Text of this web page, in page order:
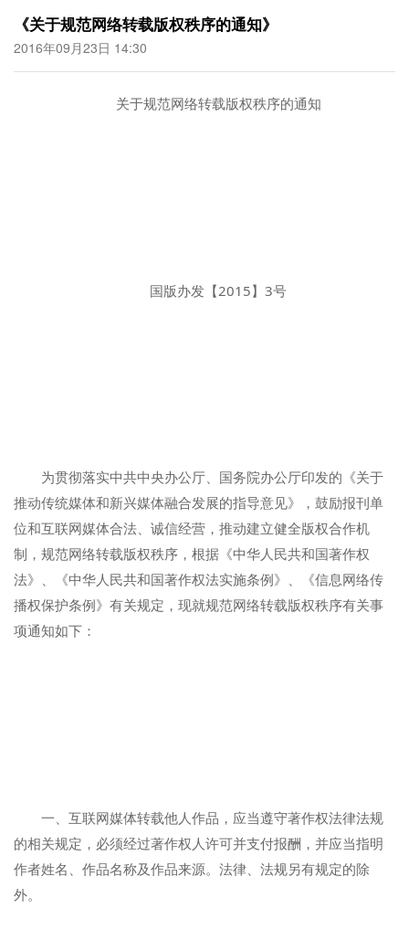
《关于规范网络转载版权秩序的通知》
2016年09月23日 14:30
关于规范网络转载版权秩序的通知
国版办发【2015】3号
为贯彻落实中共中央办公厅、国务院办公厅印发的《关于
推动传统媒体和新兴媒体融合发展的指导意见》，鼓励报刊单
位和互联网媒体合法、诚信经营，推动建立健全版权合作机
制，规范网络转载版权秩序，根据《中华人民共和国著作权
法》、《中华人民共和国著作权法实施条例》、《信息网络传
播权保护条例》有关规定，现就规范网络转载版权秩序有关事
项通知如下：
一、互联网媒体转载他人作品，应当遵守著作权法律法规
的相关规定，必须经过著作权人许可并支付报酬，并应当指明
作者姓名、作品名称及作品来源。法律、法规另有规定的除
外。